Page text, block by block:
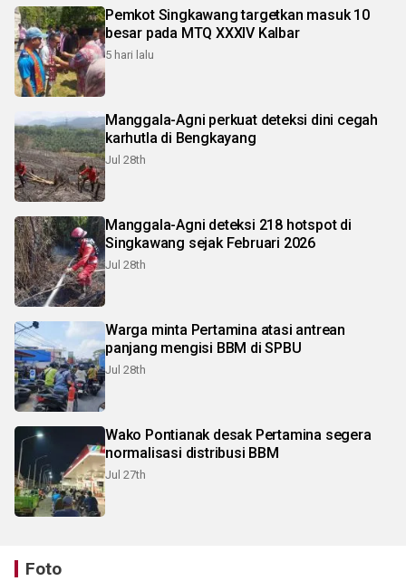
Pemkot Singkawang targetkan masuk 10
besar pada MTQ XXXIV Kalbar
5 hari lalu
Manggala-Agni perkuat deteksi dini cegah
karhutla di Bengkayang
Jul 28th
Manggala-Agni deteksi 218 hotspot di
Singkawang sejak Februari 2026
Jul 28th
Warga minta Pertamina atasi antrean
panjang mengisi BBM di SPBU
Jul 28th
Wako Pontianak desak Pertamina segera
normalisasi distribusi BBM
Jul 27th
Foto